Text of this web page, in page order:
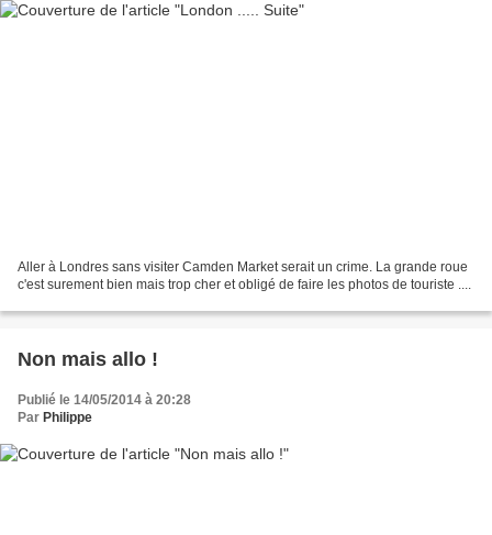
Aller à Londres sans visiter Camden Market serait un crime. La grande roue
c'est surement bien mais trop cher et obligé de faire les photos de touriste ....
Non mais allo !
Publié le 14/05/2014 à 20:28
Par Philippe